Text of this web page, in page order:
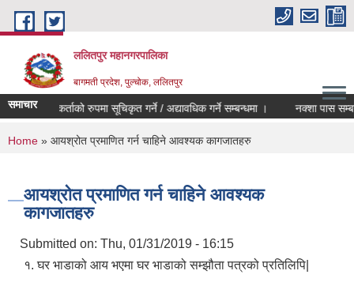
Skip to main content
ललितपुर महानगरपालिका
बागमती प्रदेश, पुल्चोक, ललितपुर
समाचार
मेलमिलापकर्ताको रुपमा सूचिकृत गर्ने / अद्यावधिक गर्ने सम्बन्धमा । नक्शा पास
You are here
Home » आयश्रोत प्रमाणित गर्न चाहिने आवश्यक कागजातहरु
आयश्रोत प्रमाणित गर्न चाहिने आवश्यक
कागजातहरु
Submitted on: Thu, 01/31/2019 - 16:15
१. घर भाडाको आय भएमा घर भाडाको सम्झौता पत्रको प्रतिलिपि|